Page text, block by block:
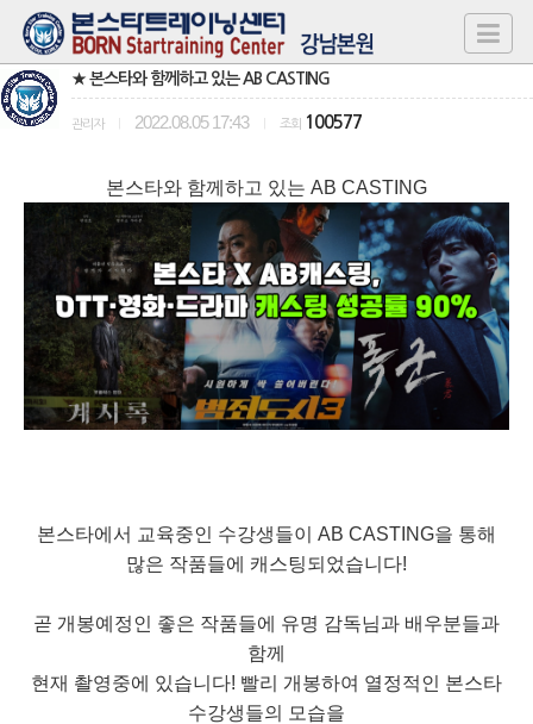
★ 본스타와 함께하고 있는 AB CASTING
관리자 2022.08.05 17:43 조회 100577
본스타와 함께하고 있는 AB CASTING
본스타에서 교육중인 수강생들이 AB CASTING을 통해
많은 작품들에 캐스팅되었습니다!
곧 개봉예정인 좋은 작품들에 유명 감독님과 배우분들과
함께
현재 촬영중에 있습니다! 빨리 개봉하여 열정적인 본스타
수강생들의 모습을